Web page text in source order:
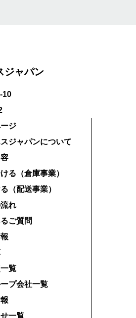
ジャパン
10
ージ
ジャパンについて
る（倉庫事業）
（配送事業）
れ
ご質問
覧
プ会社一覧
一覧